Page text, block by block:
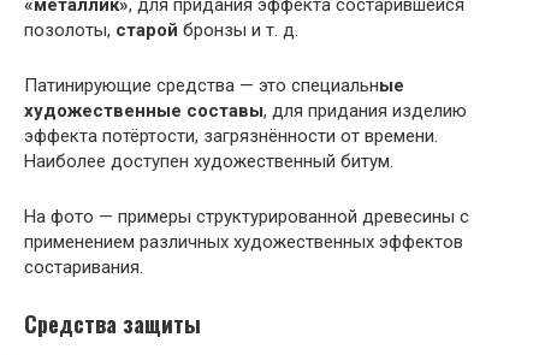
«металлик», для придания эффекта состарившейся
позолоты, старой бронзы и т. д.
Патинирующие средства — это специальные
художественные составы, для придания изделию
эффекта потёртости, загрязнённости от времени.
Наиболее доступен художественный битум.
На фото — примеры структурированной древесины с
применением различных художественных эффектов
состаривания.
Средства защиты